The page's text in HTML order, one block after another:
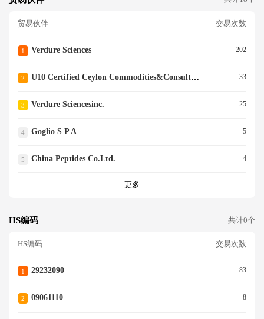
贸易伙伴 交易次数
1 Verdure Sciences 202
2 U10 Certified Ceylon Commodities&consultants 33
3 Verdure Sciencesinc. 25
4 Goglio S P A 5
5 China Peptides Co.ltd. 4
更多
HS编码 共计0个
HS编码 交易次数
1 29232090 83
2 09061110 8